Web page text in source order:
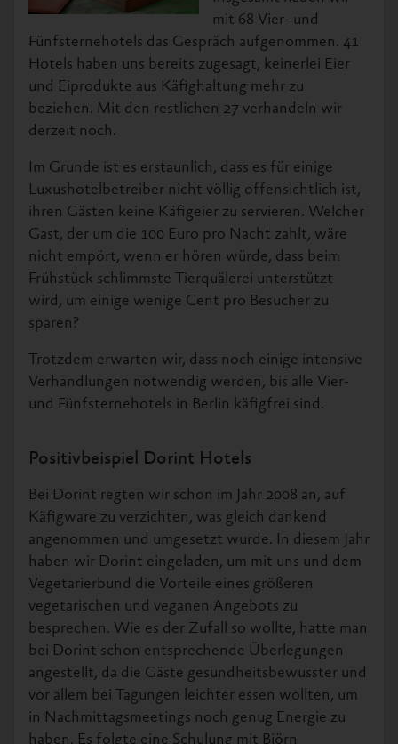
mit 68 Vier- und
Fünfsternehotels das Gespräch aufgenommen. 41
Hotels haben uns bereits zugesagt, keinerlei Eier
und Eiprodukte aus Käfighaltung mehr zu
beziehen. Mit den restlichen 27 verhandeln wir
derzeit noch.
Im Grunde ist es erstaunlich, dass es für einige
Luxushotelbetreiber nicht völlig offensichtlich ist,
ihren Gästen keine Käfigeier zu servieren. Welcher
Gast, der um die 100 Euro pro Nacht zahlt, wäre
nicht empört, wenn er hören würde, dass beim
Frühstück schlimmste Tierquälerei unterstützt
wird, um einige wenige Cent pro Besucher zu
sparen?
Trotzdem erwarten wir, dass noch einige intensive
Verhandlungen notwendig werden, bis alle Vier-
und Fünfsternehotels in Berlin käfigfrei sind.
Positivbeispiel Dorint Hotels
Bei Dorint regten wir schon im Jahr 2008 an, auf
Käfigware zu verzichten, was gleich dankend
angenommen und umgesetzt wurde. In diesem Jahr
haben wir Dorint eingeladen, um mit uns und dem
Vegetarierbund die Vorteile eines größeren
vegetarischen und veganen Angebots zu
besprechen. Wie es der Zufall so wollte, hatte man
bei Dorint schon entsprechende Überlegungen
angestellt, da die Gäste gesundheitsbewusster und
vor allem bei Tagungen leichter essen wollten, um
in Nachmittagsmeetings noch genug Energie zu
haben. Es folgte eine Schulung mit Björn